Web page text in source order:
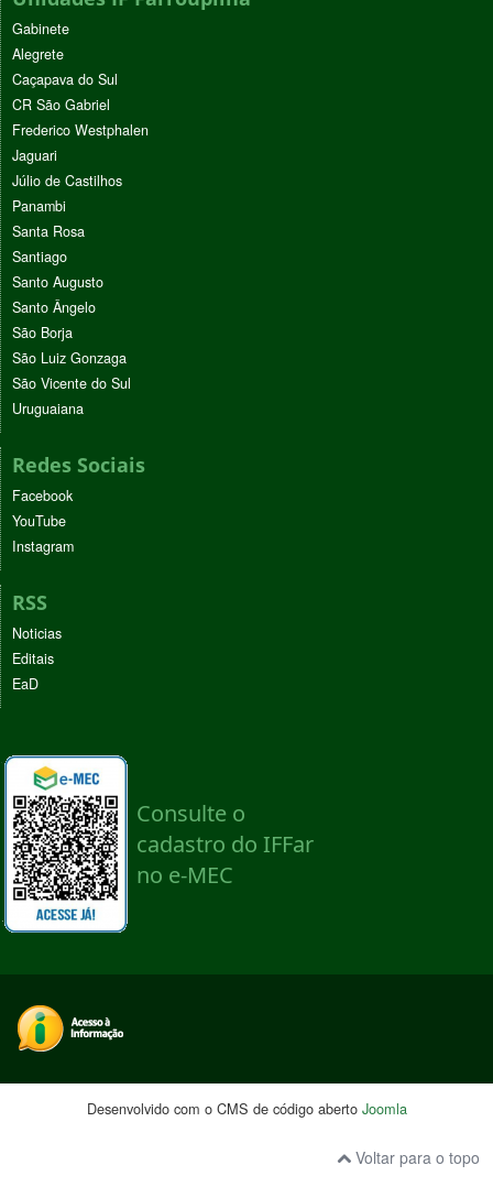
Gabinete
Alegrete
Caçapava do Sul
CR São Gabriel
Frederico Westphalen
Jaguari
Júlio de Castilhos
Panambi
Santa Rosa
Santiago
Santo Augusto
Santo Ângelo
São Borja
São Luiz Gonzaga
São Vicente do Sul
Uruguaiana
Redes Sociais
Facebook
YouTube
Instagram
RSS
Noticias
Editais
EaD
Desenvolvido com o CMS de código aberto Joomla
Voltar para o topo